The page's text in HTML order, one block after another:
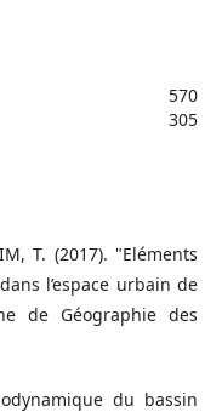
570
305
T. (2017). "Eléments
l’espace urbain de
de Géographie des
du bassin